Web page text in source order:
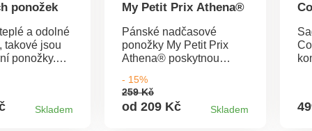
ponožek
a odolné
takové jsou
ponožky.
Pata i
Viafil, což je
Skladem
My Petit Prix Athena®
Pánské nadčasové
ponožky My Petit Prix
Athena® poskytnou
za příjemnou cenu.
Jemný, prodyšný úplet.
Optimální pohodlí.
- 15%
259 Kč
od 209 Kč Skladem